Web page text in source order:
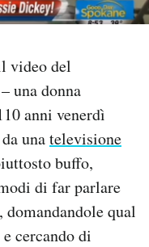
video del
una donna
anni venerdì
unatelevisione
buffo,
di far parlare
qual
cercando di